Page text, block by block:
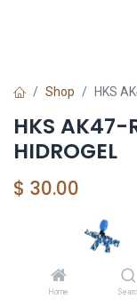
Home
Shop HKS
HKS AK47-
HIDROGEL
$ 30.00
Agregar a la